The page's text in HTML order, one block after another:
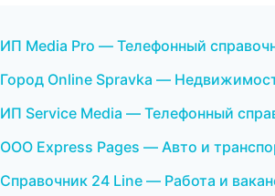
ИП Media Pro — Телефонный
Город Online Spravka —
ИП Service Media — Телефонный
ООО Express Pages — Авто и
Справочник 24 Line — Работа и